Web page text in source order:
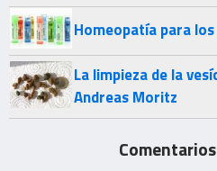
Homeopatía para
La limpieza de la
Andreas Moritz